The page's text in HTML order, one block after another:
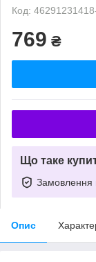
Код:
769 ₴
Що таке
Замовлення
Опис